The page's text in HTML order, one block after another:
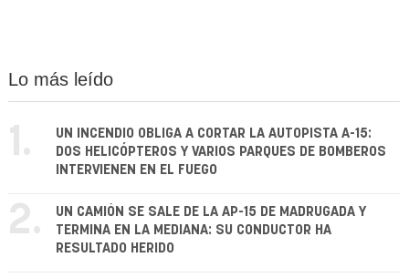
Lo más leído
1.
UN INCENDIO OBLIGA A CORTAR LA AUTOPISTA A-15:
DOS HELICÓPTEROS Y VARIOS PARQUES DE BOMBEROS
INTERVIENEN EN EL FUEGO
2.
UN CAMIÓN SE SALE DE LA AP-15 DE MADRUGADA Y
TERMINA EN LA MEDIANA: SU CONDUCTOR HA
RESULTADO HERIDO